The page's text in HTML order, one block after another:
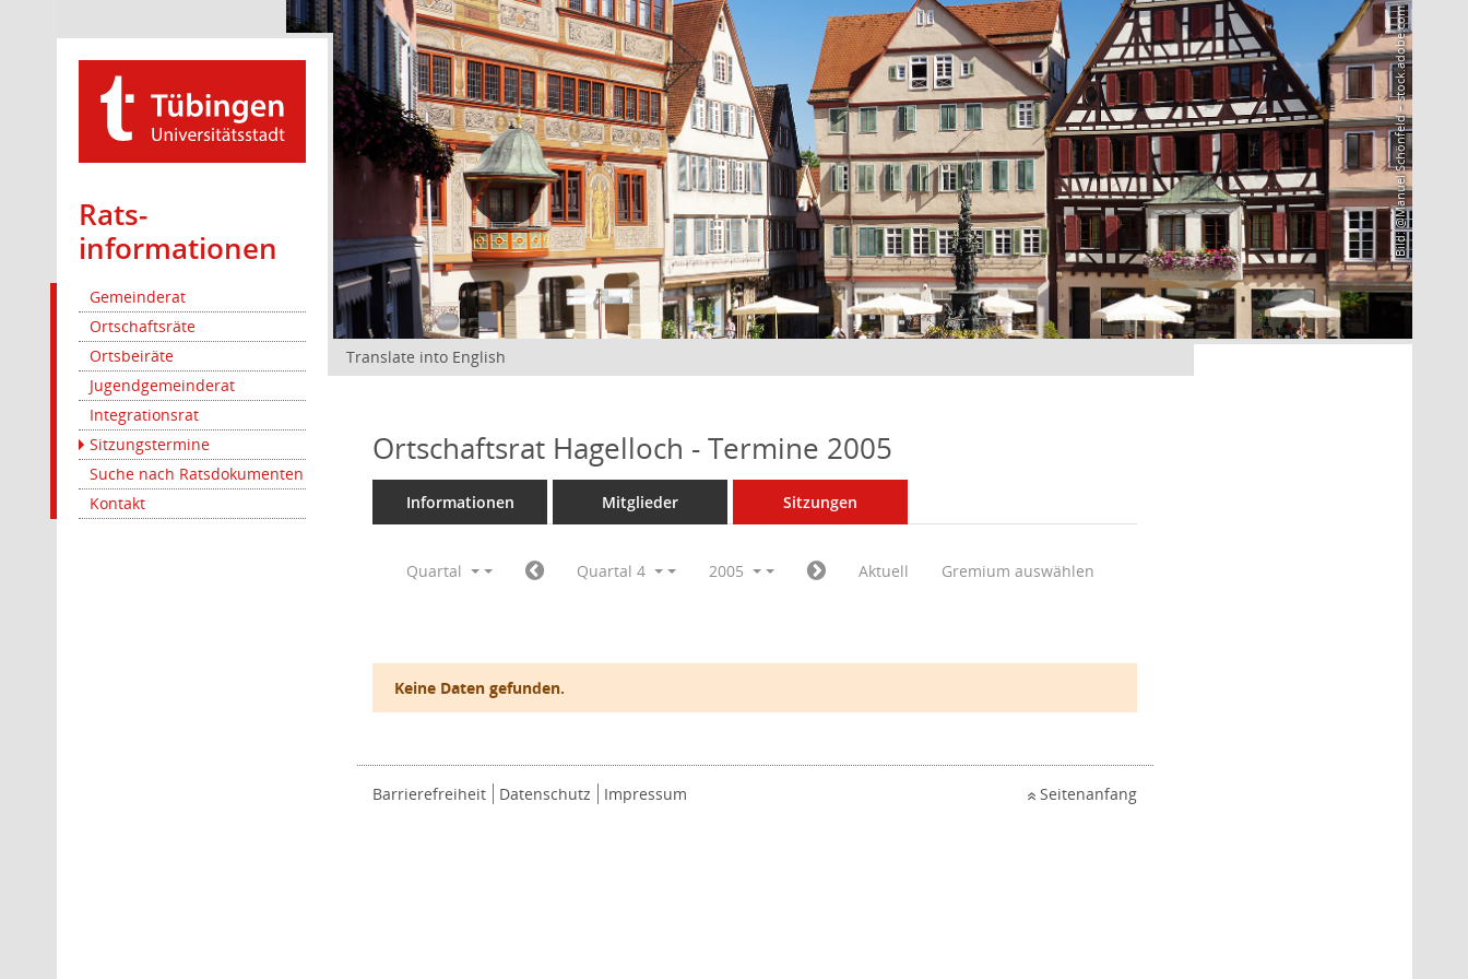
Rats­
informationen
Gemeinderat
Ortschaftsräte
Ortsbeiräte
Jugendgemeinderat
Integrationsrat
Sitzungstermine
Suche nach Ratsdokumenten
Kontakt
Bild: @Manuel Schönfeld – stock.adobe.com
Translate into English
Ortschaftsrat Hagelloch - Termine 2005
Informationen Mitglieder Sitzungen
Quartal Quartal 4 2005 Aktuell Gremium auswählen
Keine Daten gefunden.
Barrierefreiheit Datenschutz Impressum Seitenanfang